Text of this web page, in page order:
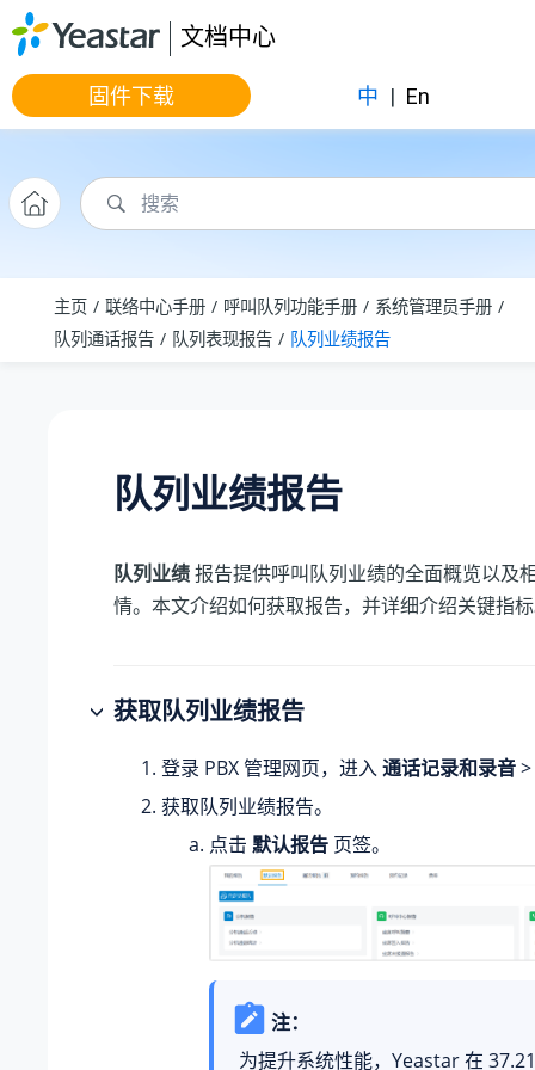
跳转到主要内容
文档中心
固件下载 中 | En
主页 联络中心手册 呼叫队列功能手册
系统管理员手册
队列通话报告
队列表现报告 队列业绩报告
队列业绩报告
队列业绩报告提供呼叫队列业绩的全面概览以及
情。本文介绍如何获取报告，并详细介绍关键指
获取队列业绩报告
登录 PBX 管理网页，进入通话记录和录音>
获取队列业绩报告。
点击 默认报告 页签。
注：
为提升系统性能，Yeastar 在